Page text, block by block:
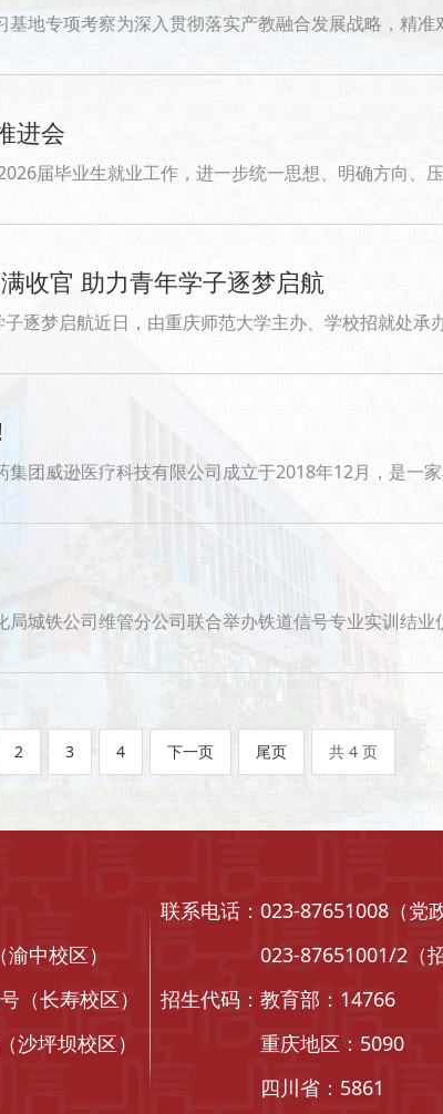
境工程学院党总支书记欧永春、副院长龚锋、招就处干事周子涵组建专项考察团，赴江苏、浙江四家优质企业开展实地调研，全面拓展实习就
进会
开2026届毕业生就业工作推进会。学校党委副书记、校长杨智勇出席会议并讲话，各专业二级学院负责人及招生就业处全体工作人员参加
收官 助力青年学子逐梦启航
职业学院院内培训班成功举办。本次培训班聚焦青年学子职业发展需求，通过系统化、专业化培训，切实提升学员综合能力与就业竞争力，
司位于重庆市巴南区，拥有10万级三类医疗器械净化车间，还建有12000多平方米的生产设施，拥有多条自动化生产线，年生产能力达2亿
局城铁公司维管分公司与重庆工信职业学院联合举办的信号专业实训（第一期）结业仪式在城铁公司维管分公司会议室隆重举行。此次结
2 3 4 下一页 尾页 共 4 页
中校区）
长寿校区）
坝校区）
联系电话：023-87651008（党
023-87651001/2（招
招生代码：教育部：14766
重庆地区：5090
四川省：5861